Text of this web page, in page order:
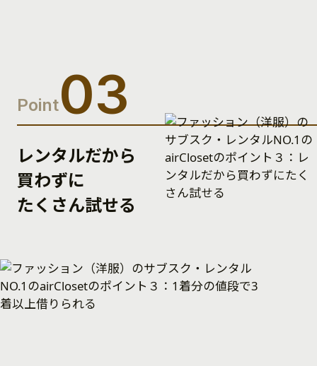
お客様一人ひとりに合うカラーやデザイン体型悩
みに合わせた提案をしてまいります。
Point03
レンタルだから
買わずに
たくさん試せる